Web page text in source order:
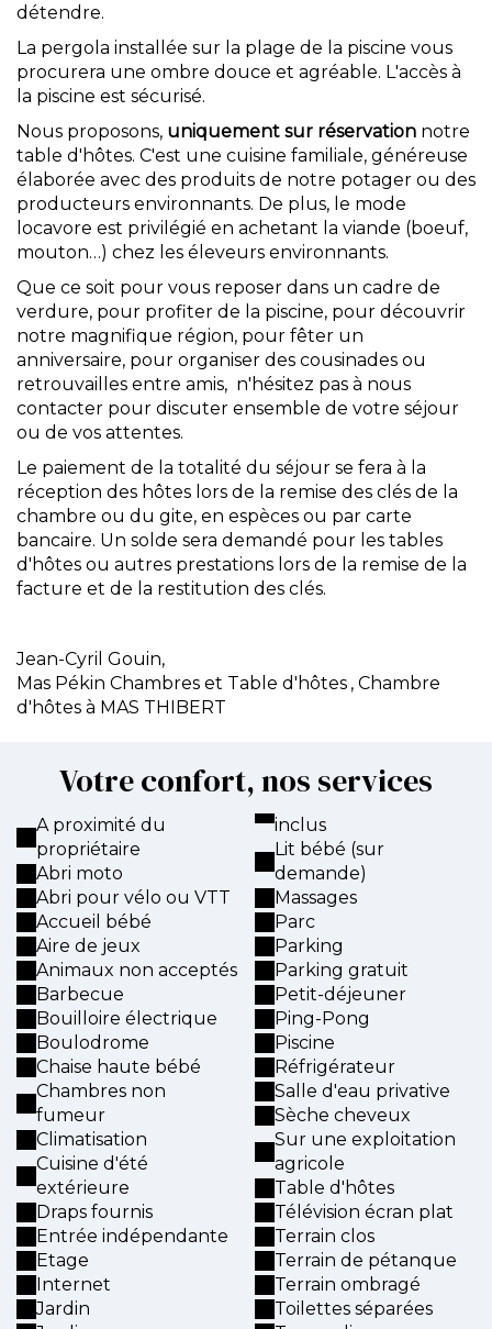
détendre.
La pergola installée sur la plage de la piscine vous
procurera une ombre douce et agréable. L'accès à
la piscine est sécurisé.
Nous proposons, uniquement sur réservation notre
table d'hôtes. C'est une cuisine familiale, généreuse
élaborée avec des produits de notre potager ou des
producteurs environnants. De plus, le mode
locavore est privilégié en achetant la viande (boeuf,
mouton…) chez les éleveurs environnants.
Que ce soit pour vous reposer dans un cadre de
verdure, pour profiter de la piscine, pour découvrir
notre magnifique région, pour fêter un
anniversaire, pour organiser des cousinades ou
retrouvailles entre amis, n'hésitez pas à nous
contacter pour discuter ensemble de votre séjour
ou de vos attentes.
Le paiement de la totalité du séjour se fera à la
réception des hôtes lors de la remise des clés de la
chambre ou du gite, en espèces ou par carte
bancaire. Un solde sera demandé pour les tables
d'hôtes ou autres prestations lors de la remise de la
facture et de la restitution des clés.
Jean-Cyril Gouin,
Mas Pékin Chambres et Table d'hôtes , Chambre
d'hôtes à MAS THIBERT
Votre confort, nos services
A proximité du
propriétaire
Abri moto
Abri pour vélo ou VTT
Accueil bébé
Aire de jeux
Animaux non acceptés
Barbecue
Bouilloire électrique
Boulodrome
Chaise haute bébé
Chambres non
fumeur
Climatisation
Cuisine d'été
extérieure
Draps fournis
Entrée indépendante
Etage
Internet
Jardin
inclus
Lit bébé (sur
demande)
Massages
Parc
Parking
Parking gratuit
Petit-déjeuner
Ping-Pong
Piscine
Réfrigérateur
Salle d'eau privative
Sèche cheveux
Sur une exploitation
agricole
Table d'hôtes
Télévision écran plat
Terrain clos
Terrain de pétanque
Terrain ombragé
Toilettes séparées